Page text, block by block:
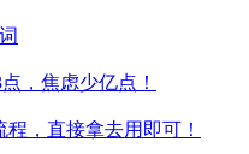
，焦虑少亿点！
，直接拿去用即可！